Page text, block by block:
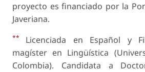
proyecto es financiado por la
Javeriana.
**
Licenciada en Español y
magíster en Lingüística
Colombia). Candidata a